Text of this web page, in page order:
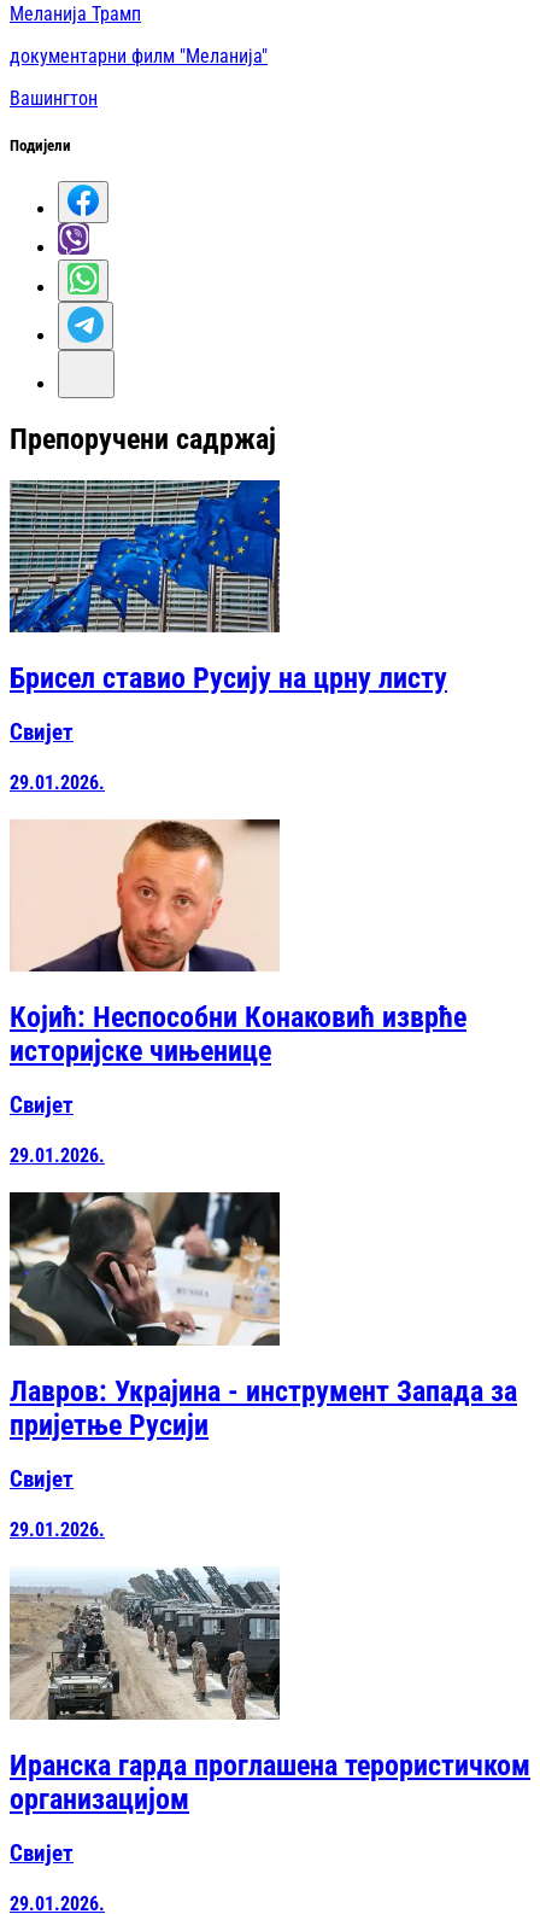
Меланија Трамп
документарни филм "Меланија"
Вашингтон
Подијели
Препоручени садржај
Брисел ставио Русију на црну листу
Свијет
29.01.2026.
Којић: Неспособни Конаковић изврће
историјске чињенице
Свијет
29.01.2026.
Лавров: Украјина - инструмент Запада за
пријетње Русији
Свијет
29.01.2026.
Иранска гарда проглашена терористичком
организацијом
Свијет
29.01.2026.